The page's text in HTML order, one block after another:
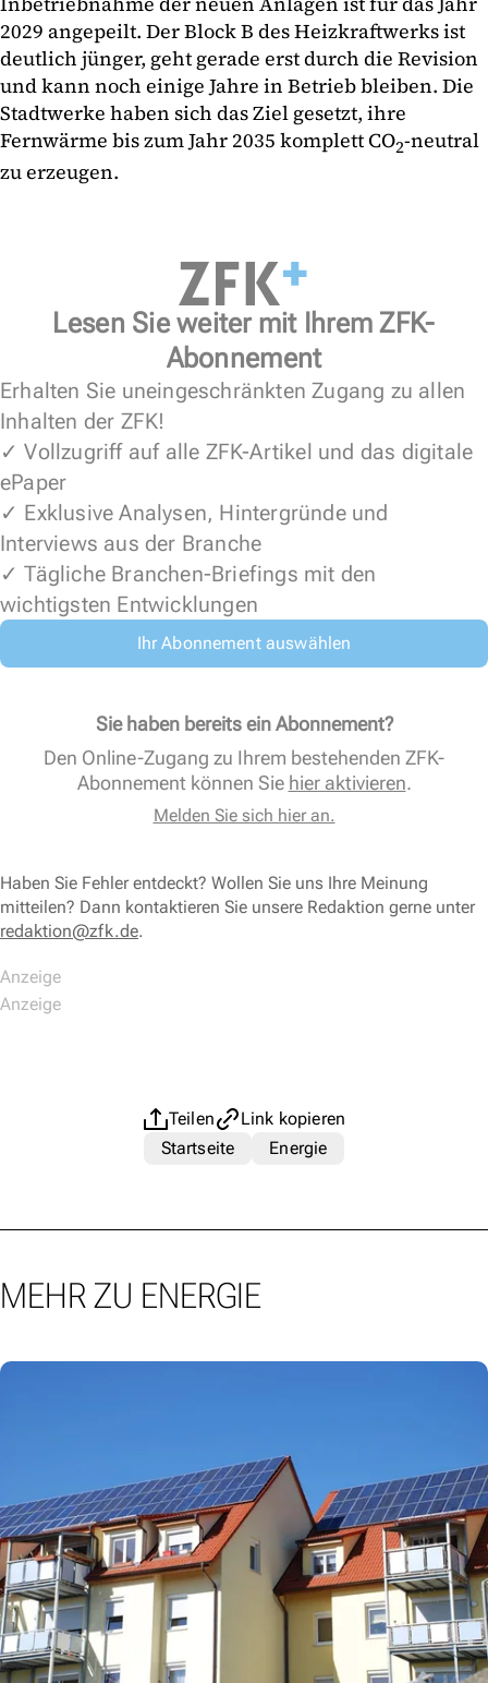
2029 angepeilt. Der Block B des Heizkraftwerks ist
deutlich jünger, geht gerade erst durch die Revision
und kann noch einige Jahre in Betrieb bleiben. Die
Stadtwerke haben sich das Ziel gesetzt, ihre
Fernwärme bis zum Jahr 2035 komplett CO2-neutral
zu erzeugen.
Lesen Sie weiter mit Ihrem ZFK-
Abonnement
Erhalten Sie uneingeschränkten Zugang zu allen
Inhalten der ZFK!
✓ Vollzugriff auf alle ZFK-Artikel und das digitale
ePaper
✓ Exklusive Analysen, Hintergründe und
Interviews aus der Branche
✓ Tägliche Branchen-Briefings mit den
wichtigsten Entwicklungen
Ihr Abonnement auswählen
Sie haben bereits ein Abonnement?
Den Online-Zugang zu Ihrem bestehenden ZFK-
Abonnement können Sie hier aktivieren.
Melden Sie sich hier an.
Haben Sie Fehler entdeckt? Wollen Sie uns Ihre Meinung
mitteilen? Dann kontaktieren Sie unsere Redaktion gerne unter
redaktion@zfk.de.
Teilen
Link kopieren
Startseite
Energie
MEHR ZU ENERGIE